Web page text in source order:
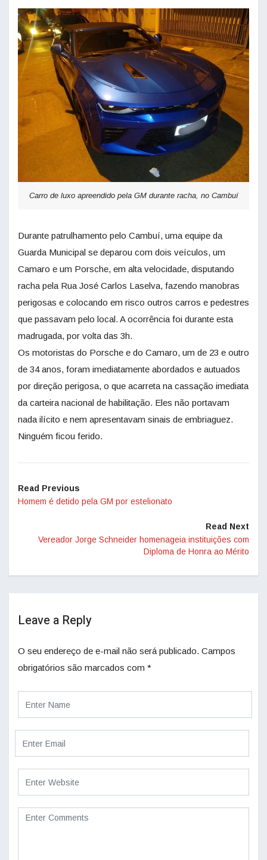
Carro de luxo apreendido pela GM durante racha, no Cambuí
Durante patrulhamento pelo Cambuí, uma equipe da
Guarda Municipal se deparou com dois veículos, um
Camaro e um Porsche, em alta velocidade, disputando
racha pela Rua José Carlos Laselva, fazendo manobras
perigosas e colocando em risco outros carros e pedestres
que passavam pelo local. A ocorrência foi durante esta
madrugada, por volta das 3h.
Os motoristas do Porsche e do Camaro, um de 23 e outro
de 34 anos, foram imediatamente abordados e autuados
por direção perigosa, o que acarreta na cassação imediata
da carteira nacional de habilitação. Eles não portavam
nada ilícito e nem apresentavam sinais de embriaguez.
Ninguém ficou ferido.
Read Previous
Homem é detido pela GM por estelionato
Read Next
Vereador Jorge Schneider homenageia instituições com
Diploma de Honra ao Mérito
Leave a Reply
O seu endereço de e-mail não será publicado. Campos
obrigatórios são marcados com *